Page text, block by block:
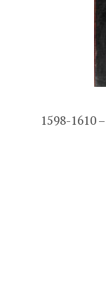
1598-1610